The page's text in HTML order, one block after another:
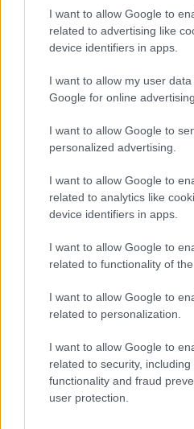
I want to allow Google to
related to advertising like
device identifiers in apps.
I want to allow my user
Google for online
I want to allow Google to
personalized advertising.
I want to allow Google to
related to analytics like
device identifiers in apps.
I want to allow Google to
related to functionality of
I want to allow Google to
related to personalization.
I want to allow Google to
related to security,
functionality and fraud
user protection.
του πρώτου πανελλήνιου
στο Proson.gr:«Φύλαξε τα
Το Proson.gr
8.000 αιτήσεις
Πανελλήνιο Γραπτό
Οι αιτήσειςξεκινούν
βοήθεια του proson.gr
τίποτα μπορείτε να
Κάντε εδώ την
Πανελλήνιο